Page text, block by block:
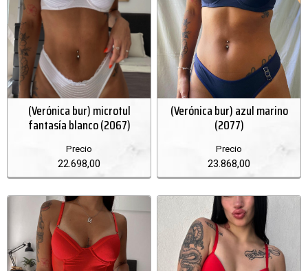
(Verónica bur) microtul
fantasía blanco (2067)
Precio
22.698,00
(Verónica bur) azul marino
(2077)
Precio
23.868,00